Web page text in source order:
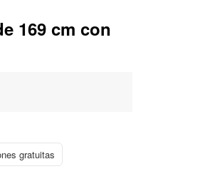
169 cm con
gratuitas